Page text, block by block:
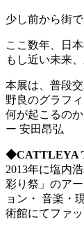
少し前から街
ここ数年、日
もし近い未来
本展は、普段
野良のグラフ
何が起こるの
ー 安田昂弘
◆CATTLEYA
2013年に塩内
彩り祭」のア
ョン・ 音楽・
術館にてファ